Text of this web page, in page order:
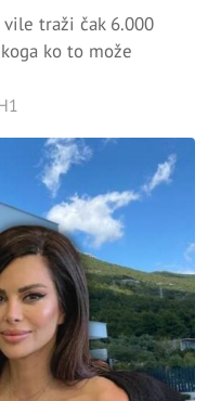
traži čak 6.000
ko to može